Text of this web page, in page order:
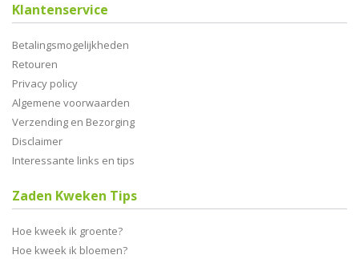
Klantenservice
Betalingsmogelijkheden
Retouren
Privacy policy
Algemene voorwaarden
Verzending en Bezorging
Disclaimer
Interessante links en tips
Zaden Kweken Tips
Hoe kweek ik groente?
Hoe kweek ik bloemen?